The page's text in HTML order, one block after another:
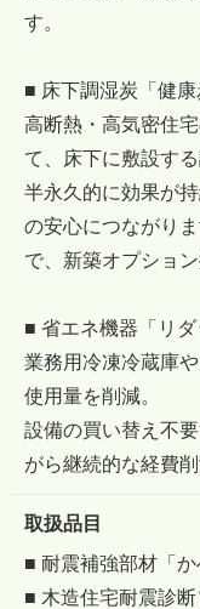
す。
■ 床下調湿炭「健康
高断熱・高気密住
て、床下に敷設する
半永久的に効果が
の安心につながり
で、新築オプショ
■ 省エネ機器「リダ
業務用冷凍冷蔵庫
使用量を削減。
設備の買い替え不
がら継続的な経費
取扱品目
■ 耐震補強部材「か
■ 木造住宅耐震診断